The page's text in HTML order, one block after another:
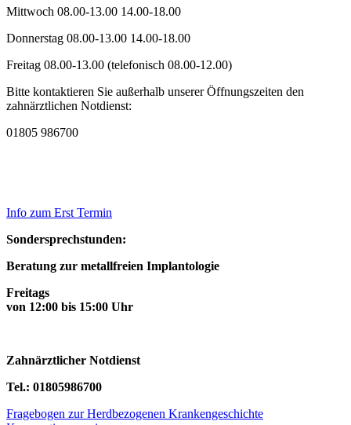
Mittwoch 08.00-13.00 14.00-18.00
Donnerstag 08.00-13.00 14.00-18.00
Freitag 08.00-13.00 (telefonisch 08.00-12.00)
Bitte kontaktieren Sie außerhalb unserer Öffnungszeiten den
zahnärztlichen Notdienst:
01805 986700
Info zum Erst Termin
Sondersprechstunden:
Beratung zur metallfreien Implantologie
Freitags
von 12:00 bis 15:00 Uhr
Zahnärztlicher Notdienst
Tel.: 01805986700
Fragebogen zur Herdbezogenen Krankengeschichte